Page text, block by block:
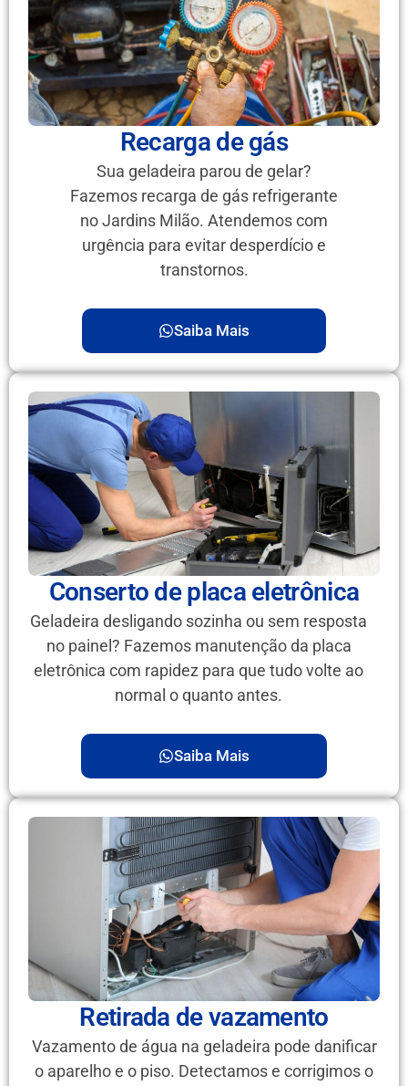
Recarga de gás
Sua geladeira parou de gelar?
Fazemos recarga de gás refrigerante
no Jardins Milão. Atendemos com
urgência para evitar desperdício e
transtornos.
Saiba Mais
Conserto de placa eletrônica
Geladeira desligando sozinha ou sem resposta
no painel? Fazemos manutenção da placa
eletrônica com rapidez para que tudo volte ao
normal o quanto antes.
Saiba Mais
Retirada de vazamento
Vazamento de água na geladeira pode danificar
o aparelho e o piso. Detectamos e corrigimos o